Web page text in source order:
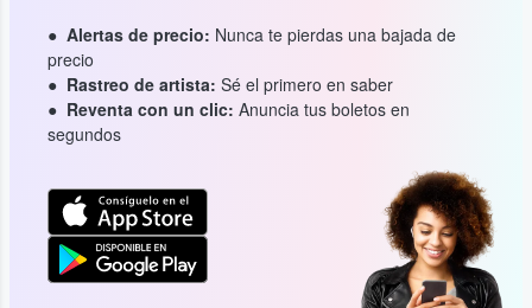
Alertas de precio: Nunca te pierdas una bajada de
precio
Rastreo de artista: Sé el primero en saber
Reventa con un clic: Anuncia tus boletos en
segundos